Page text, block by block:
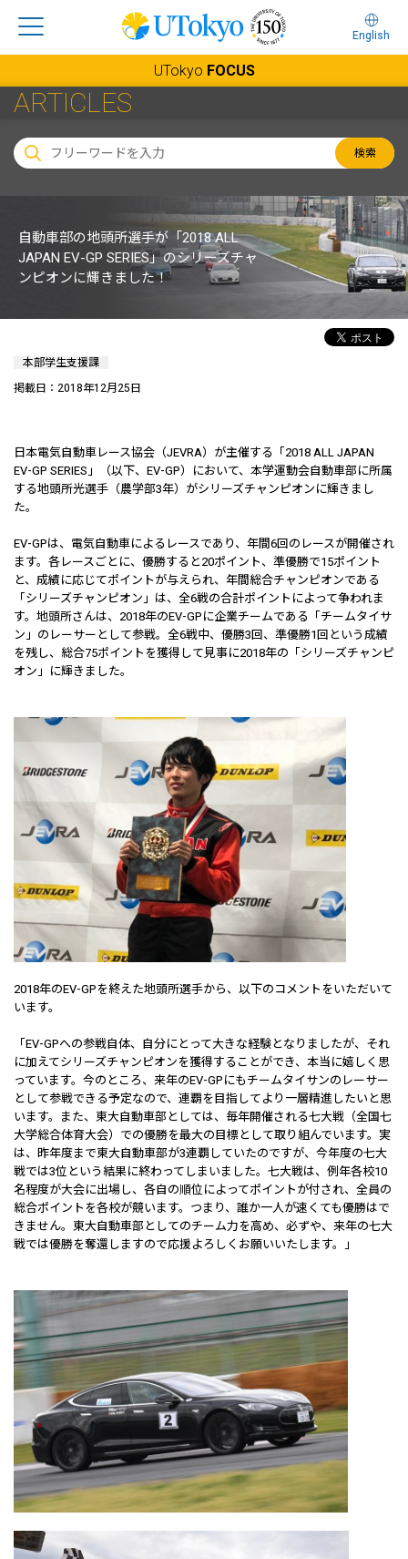
English
UTokyo FOCUS
ARTICLES
検索
自動車部の地頭所選手が「2018 ALL
JAPAN EV-GP SERIES」のシリーズチャ
ンピオンに輝きました！
本部学生支援課
掲載日：2018年12月25日
日本電気自動車レース協会（JEVRA）が主催する「2018 ALL JAPAN
EV-GP SERIES」（以下、EV-GP）において、本学運動会自動車部に所属
する地頭所光選手（農学部3年）がシリーズチャンピオンに輝きまし
た。
EV-GPは、電気自動車によるレースであり、年間6回のレースが開催され
ます。各レースごとに、優勝すると20ポイント、準優勝で15ポイント
と、成績に応じてポイントが与えられ、年間総合チャンピオンである
「シリーズチャンピオン」は、全6戦の合計ポイントによって争われま
す。地頭所さんは、2018年のEV-GPに企業チームである「チームタイサ
ン」のレーサーとして参戦。全6戦中、優勝3回、準優勝1回という成績
を残し、総合75ポイントを獲得して見事に2018年の「シリーズチャンピ
オン」に輝きました。
2018年のEV-GPを終えた地頭所選手から、以下のコメントをいただいて
います。
「EV-GPへの参戦自体、自分にとって大きな経験となりましたが、それ
に加えてシリーズチャンピオンを獲得することができ、本当に嬉しく思
っています。今のところ、来年のEV-GPにもチームタイサンのレーサー
として参戦できる予定なので、連覇を目指してより一層精進したいと思
います。また、東大自動車部としては、毎年開催される七大戦（全国七
大学総合体育大会）での優勝を最大の目標として取り組んでいます。実
は、昨年度まで東大自動車部が3連覇していたのですが、今年度の七大
戦では3位という結果に終わってしまいました。七大戦は、例年各校10
名程度が大会に出場し、各自の順位によってポイントが付され、全員の
総合ポイントを各校が競います。つまり、誰か一人が速くても優勝はで
きません。東大自動車部としてのチーム力を高め、必ずや、来年の七大
戦では優勝を奪還しますので応援よろしくお願いいたします。」